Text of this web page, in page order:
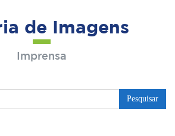
de Imagens
Imprensa
Pesquisar